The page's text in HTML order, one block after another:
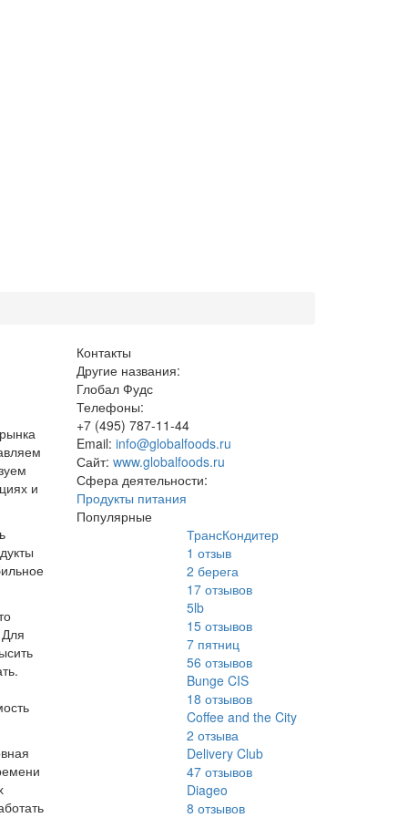
и
Контакты
Другие названия:
Глобал Фудс
Телефоны:
+7 (495) 787-11-44
Email: info@globalfoods.ru
Сайт: www.globalfoods.ru
Сфера деятельности:
Продукты питания
Популярные
ТрансКондитер
1 отзыв
2 берега
17 отзывов
5lb
15 отзывов
7 пятниц
56 отзывов
Bunge CIS
18 отзывов
Coffee and the City
2 отзыва
Delivery Club
47 отзывов
Diageo
8 отзывов